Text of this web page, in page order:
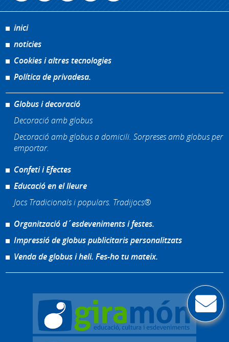
inici
noticies
Cookies i altres tecnologies
Política de privadesa.
Globus i decoració
Decoració amb globus
Decoració amb globus a domicili. Sorpreses amb globus per
emportar.
Confeti i Efectes
Educació en el lleure
Jocs Tradicionals i populars. Tradijocs®
Organització d´esdeveniments i festes.
Impressió de globus publicitaris personalitzats
Venda de globus i heli. Fes-ho tu mateix.